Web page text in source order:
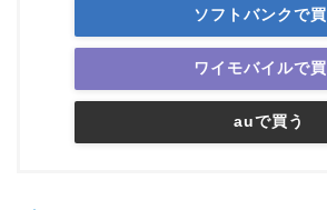
ソフトバンクで買
ワイモバイルで買
auで買う